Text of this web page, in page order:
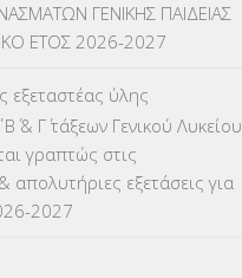
ΤΟΠΟΘΕΤΗΣΕΙΣ
(87)
ΜΑΘΗΤΩΝ(3)
(66)
ΓΕΝΙΚΗΣ ΠΑΙΔΕΙΑΣ
ΕΤΟΣ 2026-2027
εξεταστέας ύλης
& Γ΄ τάξεων Γενικού Λυκείου
γραπτώς στις
απολυτήριες εξετάσεις για
2027